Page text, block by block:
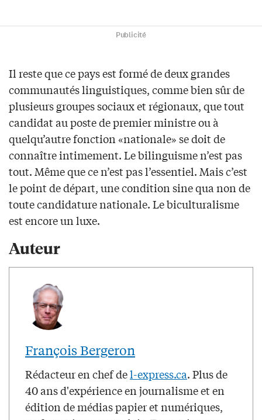
Publicité
Il reste que ce pays est formé de deux grandes
communautés linguistiques, comme bien sûr de
plusieurs groupes sociaux et régionaux, que tout
candidat au poste de premier ministre ou à
quelqu’autre fonction «nationale» se doit de
connaître intimement. Le bilinguisme n’est pas
tout. Même que ce n’est pas l’essentiel. Mais c’est
le point de départ, une condition sine qua non de
toute candidature nationale. Le biculturalisme
est encore un luxe.
Auteur
François Bergeron
Rédacteur en chef del-express.ca. Plus de
40 ans d'expérience en journalisme et en
édition de médias papier et numériques,